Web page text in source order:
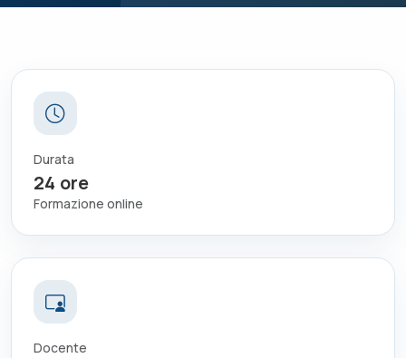
Durata
24 ore
Formazione online
Docente